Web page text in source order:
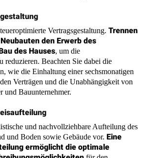
des Hauses
reduzieren. Beachten Sie dabei die
wie die Einhaltung einer sechsmonatigen
Verträgen und die Unabhängigkeit von
und Bauunternehmer.
und nachvollziehbare Aufteilung des
ermöglicht die optimale
für den
Sie die Grundlagen Ihrer
bei einer späteren Prüfung durch das
können.